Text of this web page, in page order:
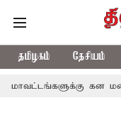
தமிழகம் தேசியம்
கன மழை எச்சரிக்கை